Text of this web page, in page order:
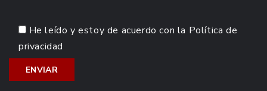
He leído y estoy de acuerdo con la Política de
privacidad